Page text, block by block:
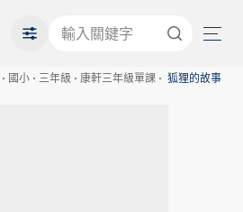
國小 三年級 康軒三年級單課 狐狸的故事